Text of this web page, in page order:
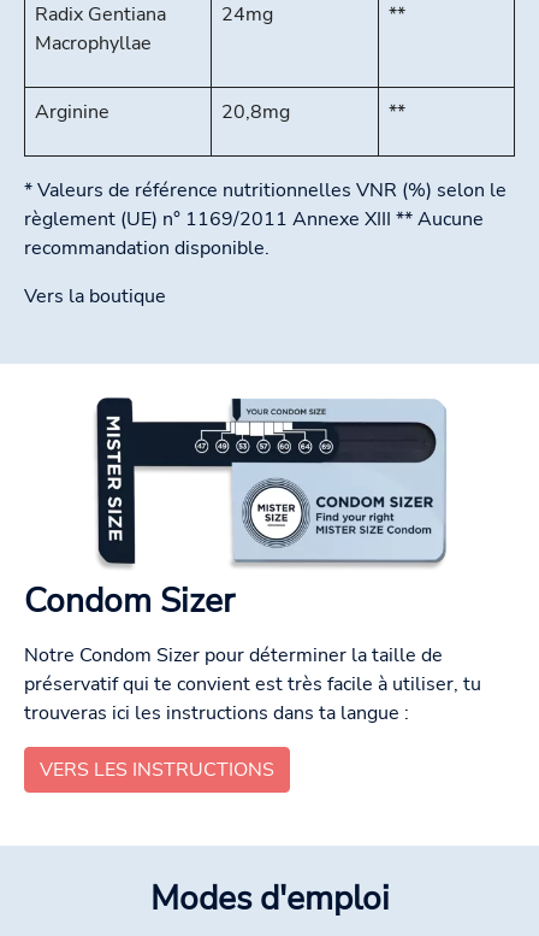
Radix Gentiana
Macrophyllae
24mg **
Arginine 20,8mg **
* Valeurs de référence nutritionnelles VNR (%) selon le
règlement (UE) n° 1169/2011 Annexe XIII ** Aucune
recommandation disponible.
Vers la boutique
Condom Sizer
Notre Condom Sizer pour déterminer la taille de
préservatif qui te convient est très facile à utiliser, tu
trouveras ici les instructions dans ta langue :
VERS LES INSTRUCTIONS
Modes d'emploi